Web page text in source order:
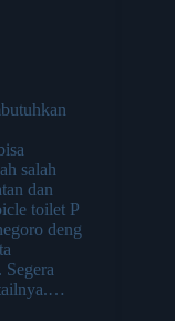
salah
dan
toilet P
deng